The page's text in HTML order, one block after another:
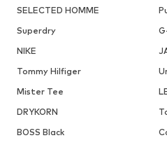
SELECTED HOMME
Superdry
NIKE
Tommy Hilfiger
Mister Tee
DRYKORN
BOSS Black